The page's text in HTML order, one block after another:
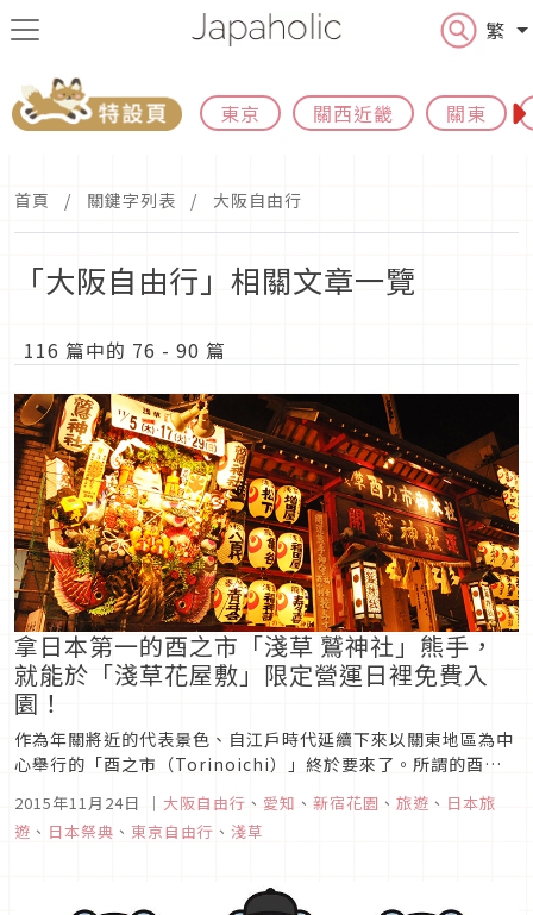
繁
東京 關西近畿 關東
首頁 關鍵字列表 大阪自由行
「大阪自由行」相關文章一覽
116 篇中的 76 - 90 篇
拿日本第一的酉之市「淺草 鷲神社」熊手，
就能於「淺草花屋敷」限定營運日裡免費入
園！
作為年關將近的代表景色、自江戶時代延續下來以關東地區為中
心舉行的「酉之市（Torinoichi）」終於要來了。所謂的酉之
市，乃是每年11月的酉日時在各地鷲神社舉行祈求開運招福、生
意興隆的祭典。其中特別是作為「關東三大酉之市」的淺草、新
宿花園、府中的酉之市極負盛名。11月的酉日，每年有2～3
2015年11月24日 ｜ 大阪自由行 、 愛知 、 新宿花園 、 旅遊 、 日本旅
遊 、 日本祭典 、 東京自由行 、 淺草